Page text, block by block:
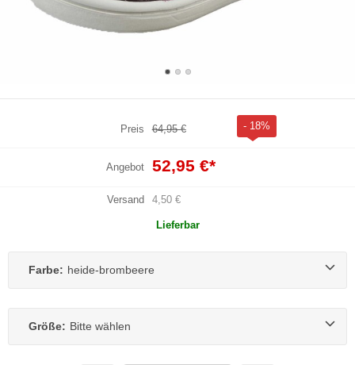
Preis 64,95 € - 18%
Angebot 52,95 €*
Versand 4,50 €
Lieferbar
Farbe: heide-brombeere
Größe: Bitte wählen